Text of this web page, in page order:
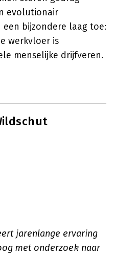
evolutionair
bijzondere laag toe:
werkvloer is
menselijke drijfveren.
jarenlange ervaring
met onderzoek naar